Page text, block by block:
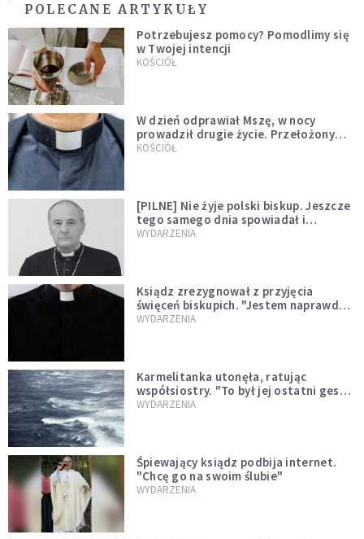
POLECANE ARTYKUŁY
Potrzebujesz pomocy? Pomodlimy się
w Twojej intencji
KOŚCIÓŁ
W dzień odprawiał Mszę, w nocy
prowadził drugie życie. Przełożony
kazał mu opuścić zakon
KOŚCIÓŁ
[PILNE] Nie żyje polski biskup. Jeszcze
tego samego dnia spowiadał i
sprawował Mszę świętą
WYDARZENIA
Ksiądz zrezygnował z przyjęcia
święceń biskupich. "Jestem naprawdę
niegodny"
WYDARZENIA
Karmelitanka utonęła, ratując
współsiostry. "To był jej ostatni gest
miłości"
WYDARZENIA
Śpiewający ksiądz podbija internet.
"Chcę go na swoim ślubie"
WYDARZENIA